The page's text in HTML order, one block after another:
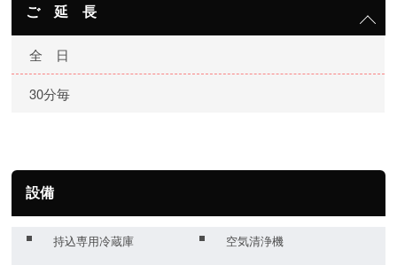
ご 延 長
全 日
30分毎
設備
持込専用冷蔵庫
空気清浄機